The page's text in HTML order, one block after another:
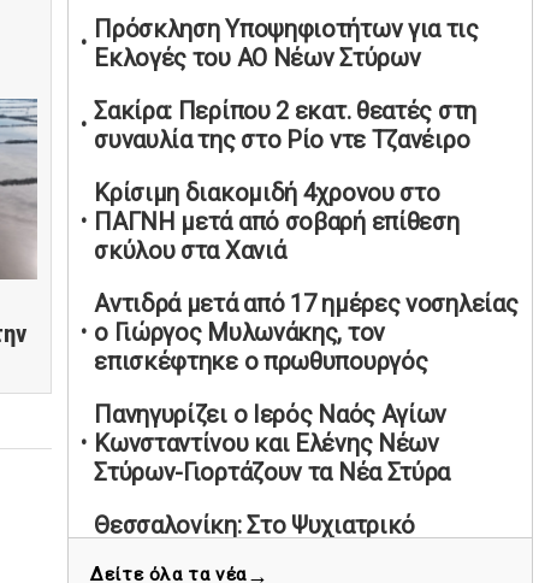
Μαρινάκης: Ο Ανδρουλάκης
υπαναχώρησε στις συμφωνίες για τις
Ανεξάρτητες Αρχές
02/05/2026 | 09:36
code για πωλήσεις καπνικών και
αλκοόλ σε 88.000 σημεία
02/05/2026 | 06:26
Καύσιμα αεροσκαφών: Διαβεβαιώσεις
ΕΕ για επάρκεια παρά τη γεωπολιτική
ένταση
01/05/2026 | 19:54
Βελόπουλος: Κριτική σε πολιτικούς
αρχηγούς για δηλώσεις την
Πρωτομαγιά
01/05/2026 | 19:33
Πρόσκληση Υποψηφιοτήτων για τις
Εκλογές του ΑΟ Νέων Στύρων
Σακίρα: Περίπου 2 εκατ. θεατές στη
συναυλία της στο Ρίο ντε Τζανέιρο
Κρίσιμη διακομιδή 4χρονου στο
ΠΑΓΝΗ μετά από σοβαρή επίθεση
σκύλου στα Χανιά
Αντιδρά μετά από 17 ημέρες νοσηλείας
ο Γιώργος Μυλωνάκης, τον
επισκέφτηκε ο πρωθυπουργός
Πανηγυρίζει ο Ιερός Ναός Αγίων
Κωνσταντίνου και Ελένης Νέων
Στύρων-Γιορτάζουν τα Νέα Στύρα
Θεσσαλονίκη: Στο Ψυχιατρικό
Δείτε όλα τα νέα→